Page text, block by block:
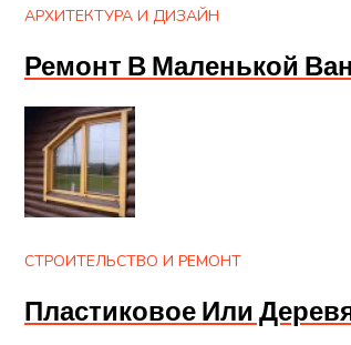
АРХИТЕКТУРА И ДИЗАЙН
Ремонт В Маленькой
СТРОИТЕЛЬСТВО И РЕМОНТ
Пластиковое Или